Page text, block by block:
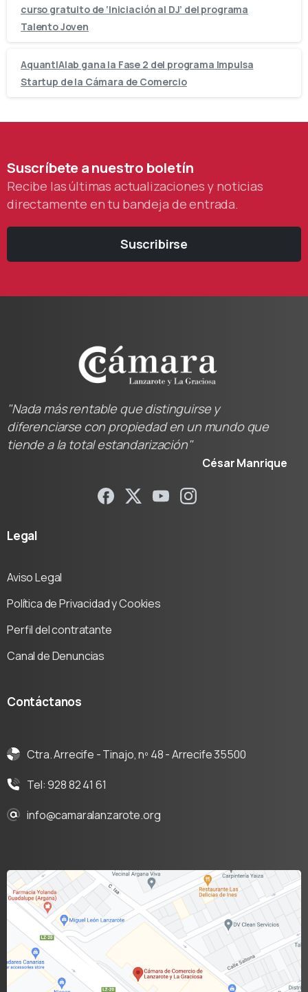
curso gratuito de ‘Iniciación al DJ’ del programa
Talento Joven
AquantIAlab gana la Fase 2 del programa Impulsa
Startup de la Cámara de Comercio
Suscríbeteanuestro boletín
Recibe las últimas actualizaciones y noticias
directamente en tu bandeja de entrada.
Suscribirse
"Nada más rentable que distinguirse y
diferenciarse con propiedad en un mundo que
tiende a la total estandarización"
César Manrique
Legal
Aviso Legal
Política de Privacidad y Cookies
Perfil del contratante
Canal de Denuncias
Contáctanos
Ctra. Arrecife - Tinajo, nº 48 - Arrecife 35500
Tel: 928 82 41 61
info@camaralanzarote.org